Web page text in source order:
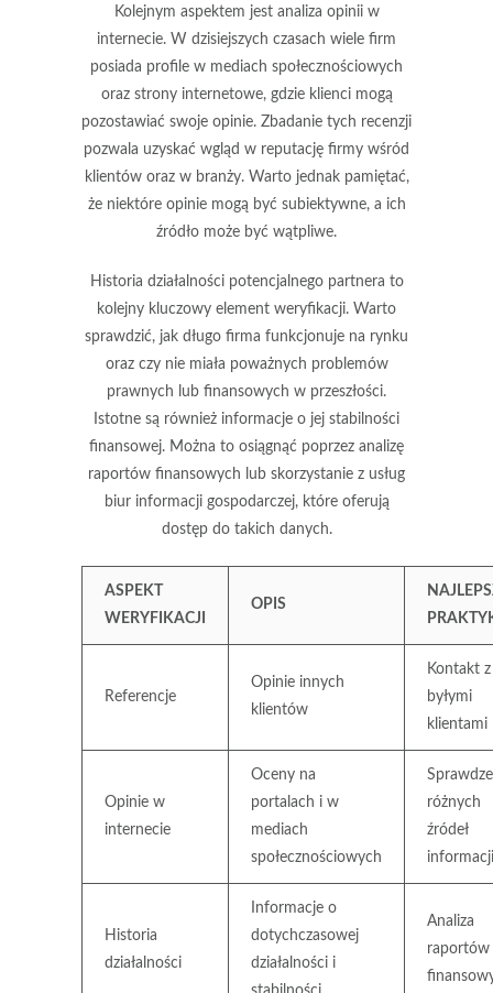
Kolejnym aspektem jest analiza opinii w
internecie. W dzisiejszych czasach wiele firm
posiada profile w mediach społecznościowych
oraz strony internetowe, gdzie klienci mogą
pozostawiać swoje opinie. Zbadanie tych recenzji
pozwala uzyskać wgląd w reputację firmy wśród
klientów oraz w branży. Warto jednak pamiętać,
że niektóre opinie mogą być subiektywne, a ich
źródło może być wątpliwe.
Historia działalności potencjalnego partnera to
kolejny kluczowy element weryfikacji. Warto
sprawdzić, jak długo firma funkcjonuje na rynku
oraz czy nie miała poważnych problemów
prawnych lub finansowych w przeszłości.
Istotne są również informacje o jej stabilności
finansowej. Można to osiągnąć poprzez analizę
raportów finansowych lub skorzystanie z usług
biur informacji gospodarczej, które oferują
dostęp do takich danych.
ASPEKT
WERYFIKACJI
OPIS
Referencje
Opinie innych
klientów
Kontakt z
byłymi
klientami
Opinie w
internecie
Oceny na
portalach i w
mediach
społecznościowych
różnych
źródeł
informacji
Historia
działalności
Informacje o
dotychczasowej
działalności i
Analiza
raportów